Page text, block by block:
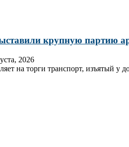
крупную партию
2026
на торги транспорт, изъятый